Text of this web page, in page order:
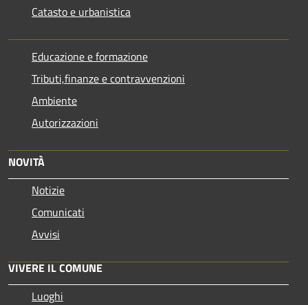
Catasto e urbanistica
Educazione e formazione
Tributi,finanze e contravvenzioni
Ambiente
Autorizzazioni
NOVITÀ
Notizie
Comunicati
Avvisi
VIVERE IL COMUNE
Luoghi